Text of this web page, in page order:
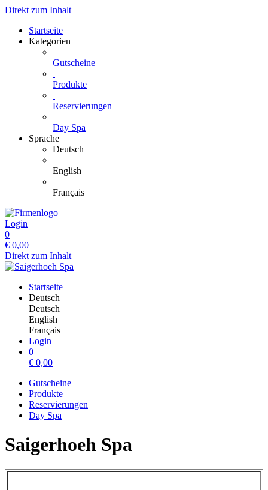
Direkt zum Inhalt
Startseite
Kategorien
Gutscheine
Produkte
Reservierungen
Day Spa
Sprache
Deutsch
English
Français
Login
0
€ 0,00
Direkt zum Inhalt
Startseite
Deutsch
Deutsch
English
Français
Login
0
€ 0,00
Gutscheine
Produkte
Reservierungen
Day Spa
Saigerhoeh Spa